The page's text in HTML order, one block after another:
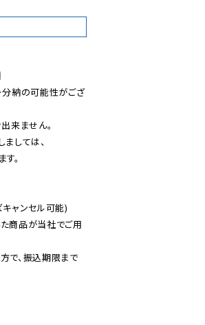
分納の可能性がござ
来ません。
しては、
。
ャンセル可能)
商品が当社でご用
で、振込期限まで